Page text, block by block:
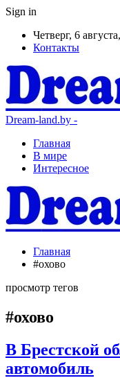
Sign in
Четверг, 6
Контакты
Dream-land.by -
Главная
В мире
Интересное
Главная
#охово
просмотр тегов
#охово
В Брестской
автомобиль